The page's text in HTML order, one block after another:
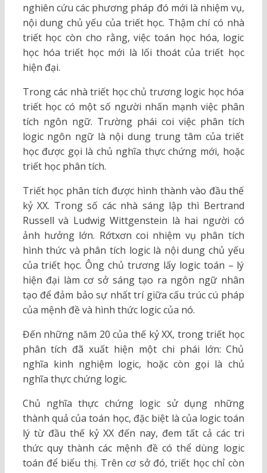
nghiên cứu các phương pháp đó mới là nhiệm vụ,
nội dung chủ yếu của triết học. Thậm chí có nhà
triết học còn cho rằng, việc toán học hóa, logic
học hóa triết học mới là lối thoát của triết học
hiện đại.
Trong các nhà triết học chủ trương logic học hóa
triết học có một số người nhấn mạnh việc phân
tích ngôn ngữ. Trường phái coi việc phân tích
logic ngôn ngữ là nội dung trung tâm của triết
học được gọi là chủ nghĩa thực chứng mới, hoặc
triết học phân tích.
Triết học phân tích được hình thành vào đầu thế
kỷ XX. Trong số các nhà sáng lập thì Bertrand
Russell và Ludwig Wittgenstein là hai người có
ảnh hưởng lớn. Rớtxơn coi nhiệm vụ phân tích
hình thức và phân tích logic là nội dung chủ yếu
của triết học. Ông chủ trương lấy logic toán – lý
hiện đại làm cơ sở sáng tạo ra ngôn ngữ nhân
tạo để đảm bảo sự nhất trí giữa cấu trúc cú pháp
của mệnh đề và hình thức logic của nó.
Đến những năm 20 của thế kỷ XX, trong triết học
phân tích đã xuất hiện một chi phái lớn: Chủ
nghĩa kinh nghiệm logic, hoặc còn gọi là chủ
nghĩa thực chứng logic.
Chủ nghĩa thực chứng logic sử dụng những
thành quả của toán học, đặc biệt là của logic toán
lý từ đầu thế kỷ XX đến nay, đem tất cả các tri
thức quy thành các mệnh đề có thể dùng logic
toán để biểu thị. Trên cơ sở đó, triết học chỉ còn